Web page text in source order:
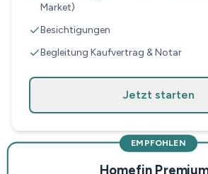
Market)
Besichtigungen
Begleitung Kaufvertrag & Notar
Jetzt starten
EMPFOHLEN
Homefin